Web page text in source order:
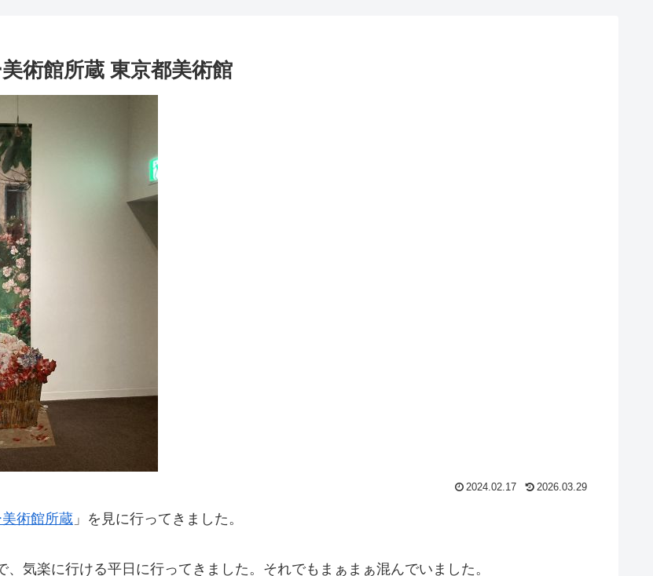
術館所蔵 東京都美術館
2024.02.17 2026.03.29
術館所蔵 」を見に行ってきました。
気楽に行ける平日に行ってきました。それでもまぁまぁ混んでいました。